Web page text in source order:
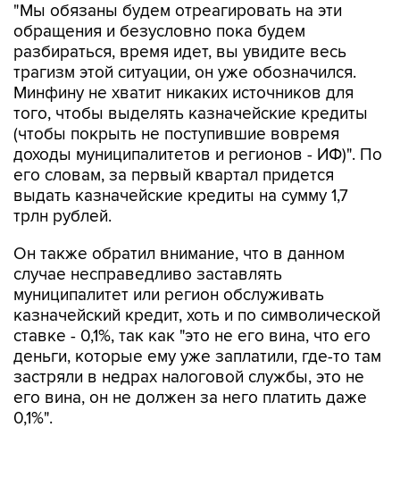
"Мы обязаны будем отреагировать на эти
обращения и безусловно пока будем
разбираться, время идет, вы увидите весь
трагизм этой ситуации, он уже обозначился.
Минфину не хватит никаких источников для
того, чтобы выделять казначейские кредиты
(чтобы покрыть не поступившие вовремя
доходы муниципалитетов и регионов - ИФ)". По
его словам, за первый квартал придется
выдать казначейские кредиты на сумму 1,7
трлн рублей.
Он также обратил внимание, что в данном
случае несправедливо заставлять
муниципалитет или регион обслуживать
казначейский кредит, хоть и по символической
ставке - 0,1%, так как "это не его вина, что его
деньги, которые ему уже заплатили, где-то там
застряли в недрах налоговой службы, это не
его вина, он не должен за него платить даже
0,1%".